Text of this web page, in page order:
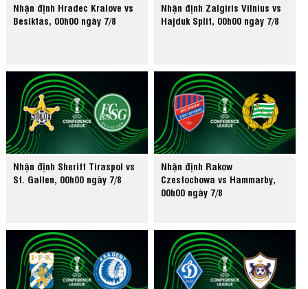
Nhận định Hradec Kralove vs
Besiktas, 00h00 ngày 7/8
Nhận định Zalgiris Vilnius vs
Hajduk Split, 00h00 ngày 7/8
Nhận định Sheriff Tiraspol vs
St. Gallen, 00h00 ngày 7/8
Nhận định Rakow
Czestochowa vs Hammarby,
00h00 ngày 7/8